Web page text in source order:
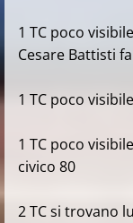
1 TC poco
Cesare Battisti
1 TC poco
1 TC poco
civico 80
2 TC si trovano